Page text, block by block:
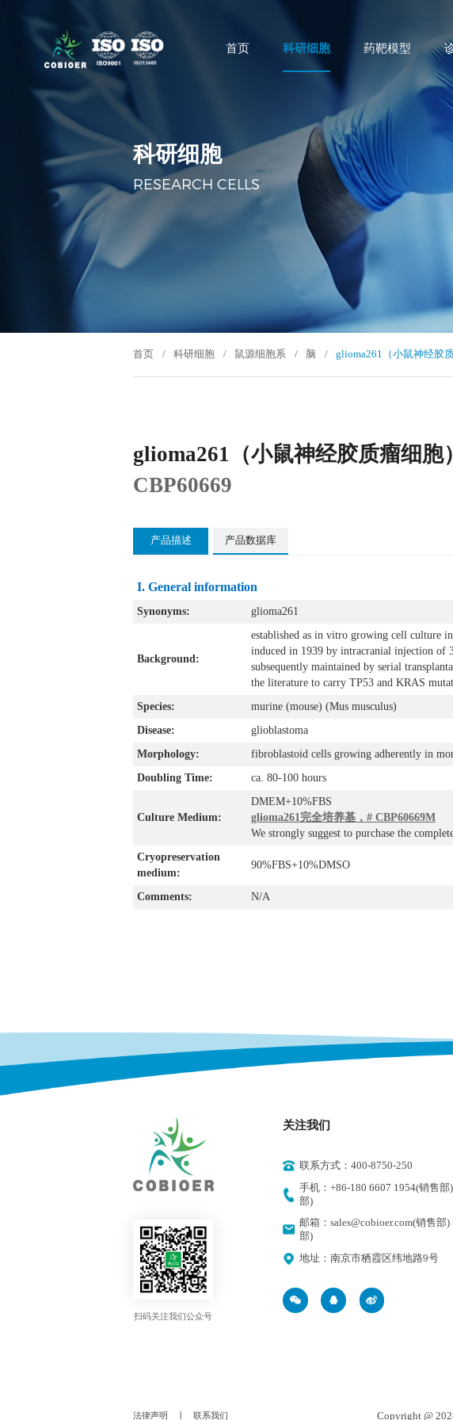
首页 科研细胞 药靶模型
科研细胞
RESEARCH CELLS
首页 / 科研细胞 / 鼠源细胞系 / 脑 / glioma261（小鼠神经胶
glioma261（小鼠神经胶质瘤细胞）
CBP60669
产品描述 产品数据库
I. General information
Synonyms: glioma261
Background:
established as in vitro growing cell culture
induced in 1939 by intracranial injection of
subsequently maintained by serial
the literature to carry TP53 and KRAS
Species:
murine (mouse) (Mus musculus)
Disease:
glioblastoma
Morphology:
fibroblastoid cells growing adherently in
Doubling Time:
ca. 80-100 hours
Culture Medium:
DMEM+10%FBS
glioma261完全培养基，# CBP60669M
We strongly suggest to purchase the
Cryopreservation
medium:
90%FBS+10%DMSO
Comments: N/A
扫码关注我们公众号
关注我们
联系方式：400-8750-250
手机：+86-180 6607 1954(销售
部)
邮箱：sales@cobioer.com(销售部
部)
地址：南京市栖霞区纬地路9号
法律声明 联系我们 Copyright @